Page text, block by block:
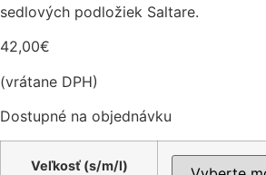
sedlových podložiek Saltare.
42,00€
(vrátane DPH)
Dostupné na objednávku
Veľkosť (s/m/l)